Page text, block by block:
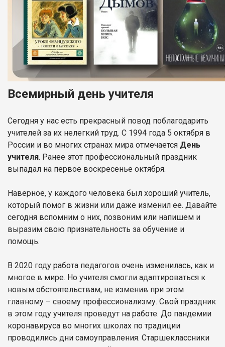
Всемирный день учителя
Сегодня у нас есть прекрасный повод поблагодарить
учителей за их нелегкий труд. С 1994 года 5 октября в
России и во многих странах мира отмечается День
учителя. Ранее этот профессиональный праздник
выпадал на первое воскресенье октября.
Наверное, у каждого человека был хороший учитель,
который помог в жизни или даже изменил ее. Давайте
сегодня вспомним о них, позвоним или напишем и
выразим свою признательность за обучение и
помощь.
В 2020 году работа педагогов очень изменилась, как и
многое в мире. Но учителя смогли адаптироваться к
новым обстоятельствам, не изменив при этом
главному – своему профессионализму. Свой праздник
в этом году учителя проведут на работе. До пандемии
коронавируса во многих школах по традиции
проводились дни самоуправления. Старшеклассники